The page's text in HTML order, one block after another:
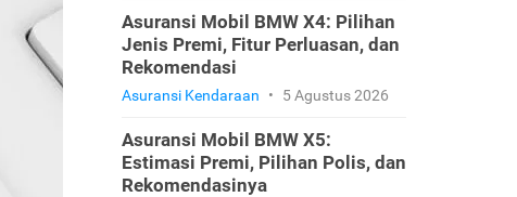
Asuransi Mobil BMW X4: Pilihan
Jenis Premi, Fitur Perluasan, dan
Rekomendasi
Asuransi Kendaraan • 5 Agustus 2026
Asuransi Mobil BMW X5:
Estimasi Premi, Pilihan Polis, dan
Rekomendasinya